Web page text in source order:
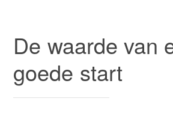
De waarde van
goede start